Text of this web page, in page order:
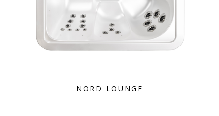
NORD LOUNGE